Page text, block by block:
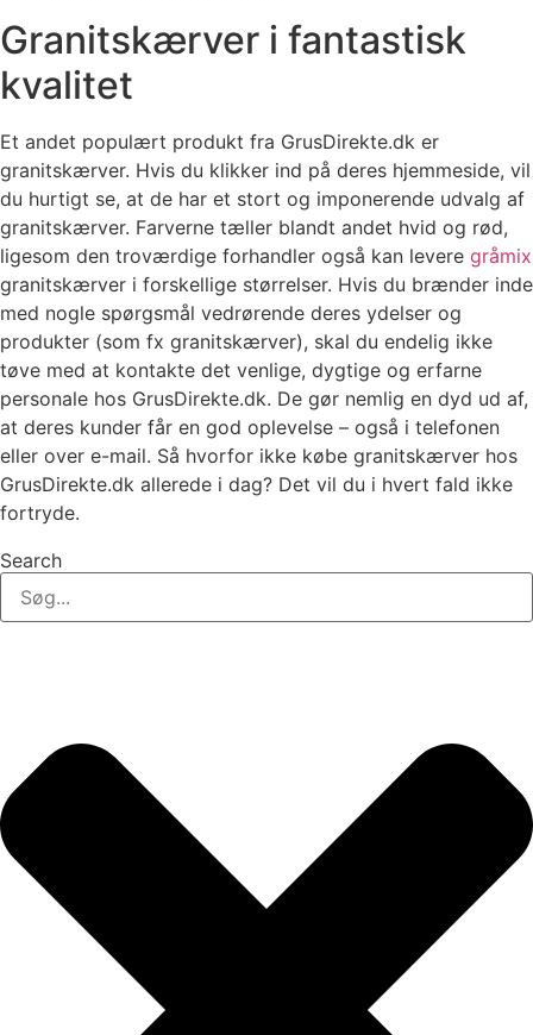
Granitskærver i fantastisk
kvalitet
Et andet populært produkt fra GrusDirekte.dk er
granitskærver. Hvis du klikker ind på deres hjemmeside, vil
du hurtigt se, at de har et stort og imponerende udvalg af
granitskærver. Farverne tæller blandt andet hvid og rød,
ligesom den troværdige forhandler også kan levere gråmix
granitskærver i forskellige størrelser. Hvis du brænder inde
med nogle spørgsmål vedrørende deres ydelser og
produkter (som fx granitskærver), skal du endelig ikke
tøve med at kontakte det venlige, dygtige og erfarne
personale hos GrusDirekte.dk. De gør nemlig en dyd ud af,
at deres kunder får en god oplevelse – også i telefonen
eller over e-mail. Så hvorfor ikke købe granitskærver hos
GrusDirekte.dk allerede i dag? Det vil du i hvert fald ikke
fortryde.
Search